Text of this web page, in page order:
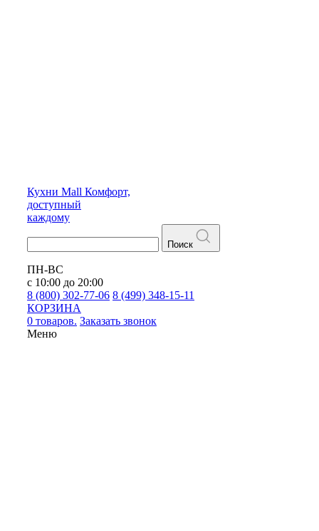
Кухни Mall Комфорт,
доступный
каждому
Поиск
ПН-ВС
с 10:00 до 20:00
8 (800) 302-77-06 8 (499) 348-15-11
КОРЗИНА
0 товаров. Заказать звонок
Меню